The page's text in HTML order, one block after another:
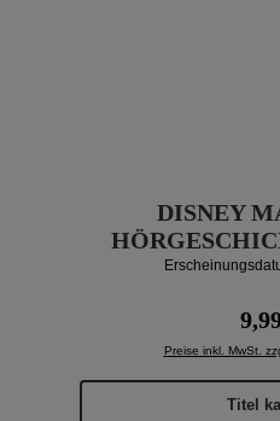
DISNEY
Preise inkl. MwSt.
Titel